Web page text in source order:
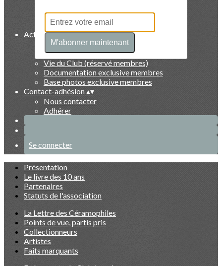
Artistes
Faits marquants
Activités et exclusivités membres▴▾
Evénements du Club à venir
Evénements du Club passés
Vie du Club (réservé membres)
Documentation exclusive membres
Base photos exclusive membres
Contact-adhésion▴▾
Nous contacter
Adhérer
Se connecter
Présentation
Le livre des 10 ans
Partenaires
Statuts de l'association
La Lettre des Céramophiles
Points de vue, partis pris
Collectionneurs
Artistes
Faits marquants
M'abonner maintenant